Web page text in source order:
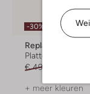
-30%
Replay
Platte sandalen
€ 49,99
+ meer kleuren